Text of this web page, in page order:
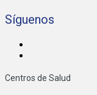
Síguenos
Centros de Salud